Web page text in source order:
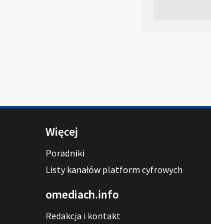
Więcej
Poradniki
Listy kanałów platform cyfrowych
omediach.info
Redakcja i kontakt